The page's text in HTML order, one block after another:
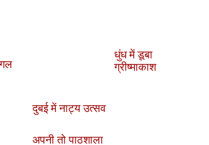
धुंध में डूबा
ग्रीष्माकाश
दुबई में नाट्य उत्सव
अपनी तो पाठशाला